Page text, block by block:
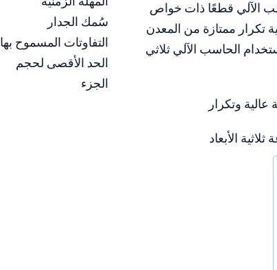
الآلي قطعًا ذات خواص
تكرار ممتازة من المعدن
الحاسب الآلي ثلاثي
وتكرار
الأبعاد
سُمك الجدار
التفاوتات المسموح بها
الحد الأقصى لحجم
الجزء